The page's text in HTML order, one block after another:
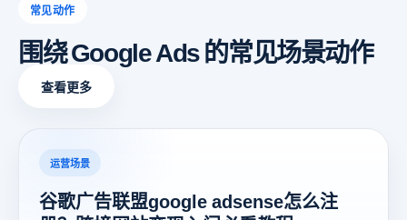
常见动作
围绕 Google Ads 的常见场景动作
查看更多
运营场景
谷歌广告联盟google adsense怎么注